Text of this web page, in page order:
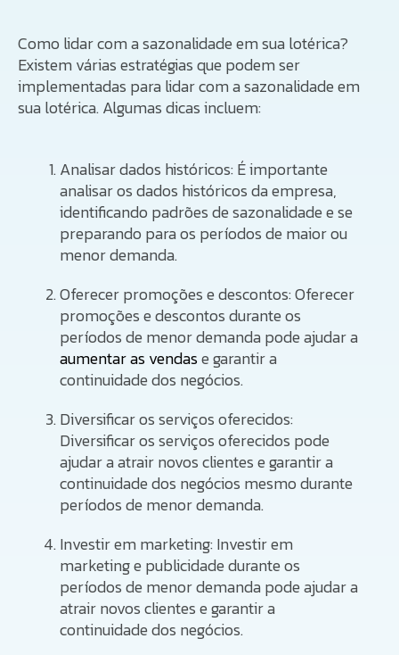
Como lidar com a sazonalidade em sua lotérica?
Existem várias estratégias que podem ser
implementadas para lidar com a sazonalidade em
sua lotérica. Algumas dicas incluem:
Analisar dados históricos: É importante
analisar os dados históricos da empresa,
identificando padrões de sazonalidade e se
preparando para os períodos de maior ou
menor demanda.
Oferecer promoções e descontos: Oferecer
promoções e descontos durante os
períodos de menor demanda pode ajudar a
aumentar as vendase garantir a
continuidade dos negócios.
Diversificar os serviços oferecidos:
Diversificar os serviços oferecidos pode
ajudar a atrair novos clientes e garantir a
continuidade dos negócios mesmo durante
períodos de menor demanda.
Investir em marketing: Investir em
marketing e publicidade durante os
períodos de menor demanda pode ajudar a
atrair novos clientes e garantir a
continuidade dos negócios.